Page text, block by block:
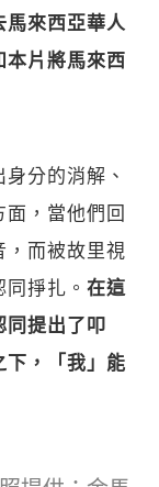
馬來西亞華人
片將馬來西
分的消解、
，當他們回
而被故里視
同掙扎。在這
同提出了叩
下，「我」能